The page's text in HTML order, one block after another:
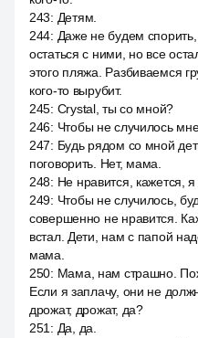
243: Детям.
244: Даже не будем
остаться с ними, но все
этого пляжа. Разбиваемся
кого-то вырубит.
245: Crystal, ты со мной?
246: Чтобы не случилось
247: Будь рядом со мной
поговорить. Нет, мама.
248: Не нравится, кажется,
249: Чтобы не случилось,
совершенно не нравится.
встал. Дети, нам с папой
мама.
250: Мама, нам страшно.
Если я заплачу, они не
дрожат, дрожат, да?
251 : Да, да.